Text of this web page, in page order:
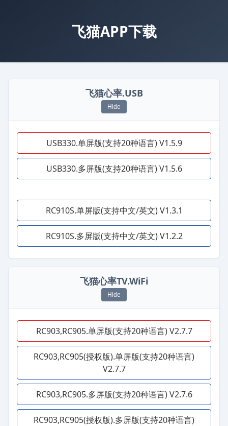
飞猫APP下载
飞猫心率.USB
Hide
USB330.单屏版(支持20种语言) V1.5.9
USB330.多屏版(支持20种语言) V1.5.6
RC910S.单屏版(支持中文/英文) V1.3.1
RC910S.多屏版(支持中文/英文) V1.2.2
飞猫心率TV.WiFi
Hide
RC903,RC905.单屏版(支持20种语言) V2.7.7
RC903,RC905(授权版).单屏版(支持20种语言)
V2.7.7
RC903,RC905.多屏版(支持20种语言) V2.7.6
RC903,RC905(授权版).多屏版(支持20种语言)